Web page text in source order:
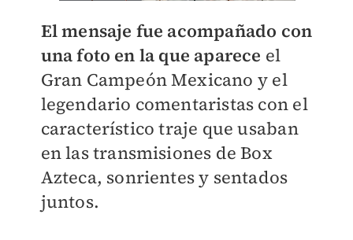
El mensaje fue acompañado con
una foto en la que aparece el
Gran Campeón Mexicano y el
legendario comentaristas con el
característico traje que usaban
en las transmisiones de Box
Azteca, sonrientes y sentados
juntos.